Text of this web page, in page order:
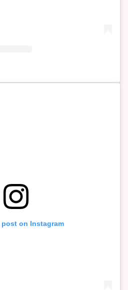
on Instagram